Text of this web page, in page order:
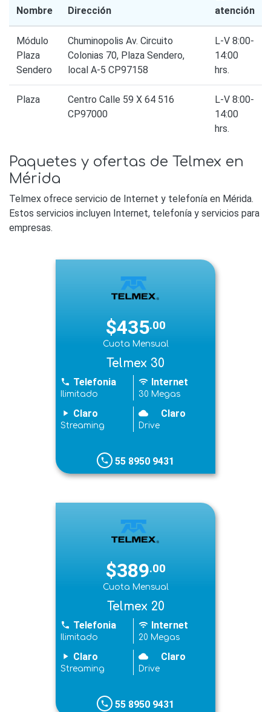
Nombre Dirección
atención
Módulo
Plaza
Sendero
Chuminopolis Av. Circuito
Colonias 70, Plaza Sendero,
local A-5 CP97158
L-V 8:00-
14:00
hrs.
Plaza
Centro Calle 59 X 64 516
CP97000
L-V 8:00-
14:00
hrs.
Paquetes y ofertas de Telmex en
Mérida
Telmex ofrece servicio de Internet y telefonía en Mérida.
Estos servicios incluyen Internet, telefonía y servicios para
empresas.
$435.00
Cuota Mensual
Telmex 30
phone Telefonia
Ilimitado
wifi Internet
30 Megas
play_arrow Claro
Streaming
cloudy Claro
Drive
phone 55 8950 9431
$389.00
Cuota Mensual
Telmex 20
phone Telefonia
Ilimitado
wifi Internet
20 Megas
play_arrow Claro
Streaming
cloudy Claro
Drive
phone 55 8950 9431